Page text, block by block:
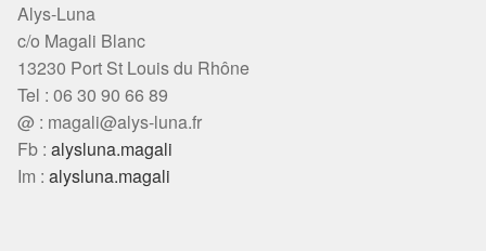
Les pierres en détail
Test — Quelle Gardienne ?
La roue de l’année
Alys-Luna
c/o Magali Blanc
13230 Port St Louis du Rhône
Tel : 06 30 90 66 89
@ : magali@alys-luna.fr
Fb : alysluna.magali
Im : alysluna.magali